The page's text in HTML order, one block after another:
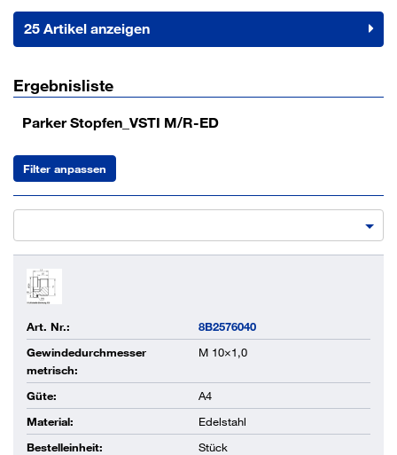
25 Artikel anzeigen
Ergebnisliste
Parker Stopfen_VSTI M/R-ED
Filter anpassen
Art. Nr.:
8B2576040
Gewindedurchmesser
metrisch:
M 10×1,0
Güte:
A4
Material:
Edelstahl
Bestelleinheit:
Stück